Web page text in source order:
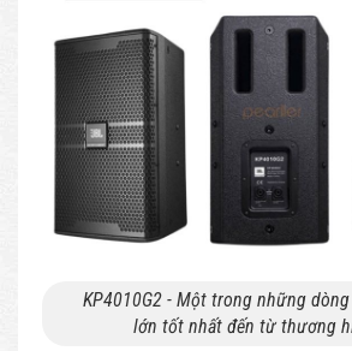
KP4010G2 - Một trong những
lớn tốt nhất đến từ thương